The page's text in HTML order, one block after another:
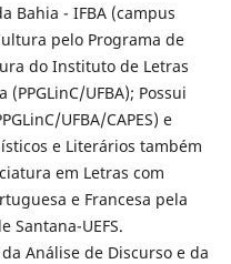
Bahia - IFBA (campus
pelo Programa de
do Instituto de Letras
UFBA); Possui
UFBA/CAPES) e
e Literários também
em Letras com
e Francesa pela
Santana-UEFS.
Análise de Discurso e da